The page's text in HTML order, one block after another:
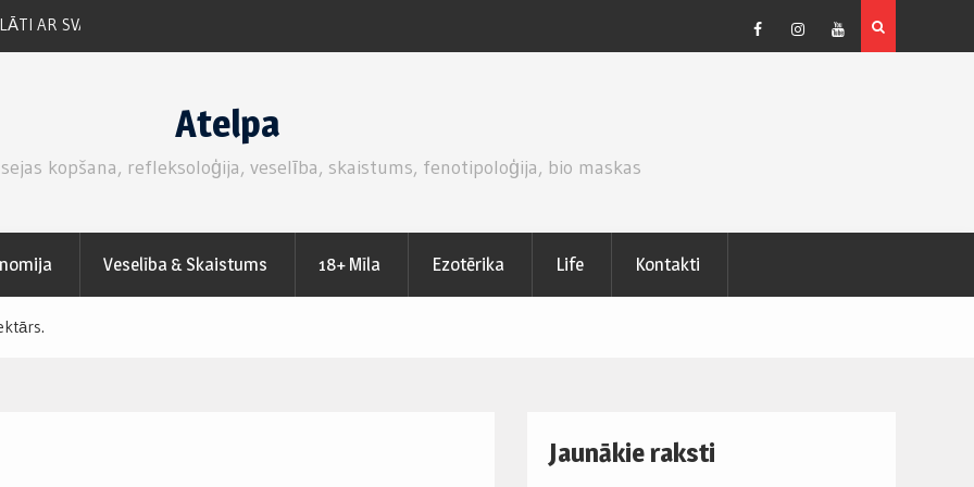
PUTUKRĒJUMA PILDĪJUMU.
CEPUMU KŪKA AR KIVI UN PUTUKRĒJUMA PILDĪJUMU.
FacebookInstagram
Youtube
Atelpa
kopšana, refleksoloģija, veselība, skaistums, fenotipoloģija, bio maskas
Veselība & Skaistums 18+ Mīla Ezotērika Life Kontakti
Jaunākie raksti